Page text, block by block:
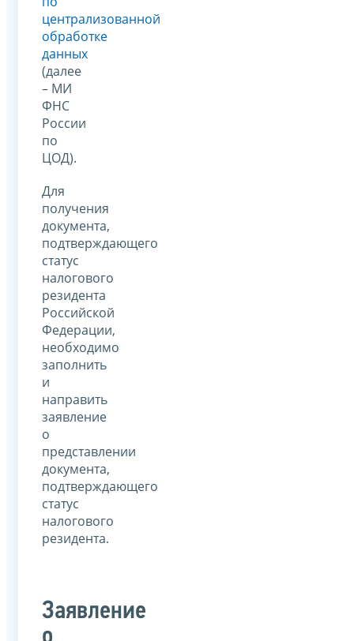
централизованной
обработке
данных
(далее
– МИ
ФНС
России
по
ЦОД).
Для
получения
документа,
подтверждающего
статус
налогового
резидента
Российской
Федерации,
необходимо
заполнить
и
направить
заявление
о
представлении
документа,
подтверждающего
статус
налогового
резидента.
Заявление